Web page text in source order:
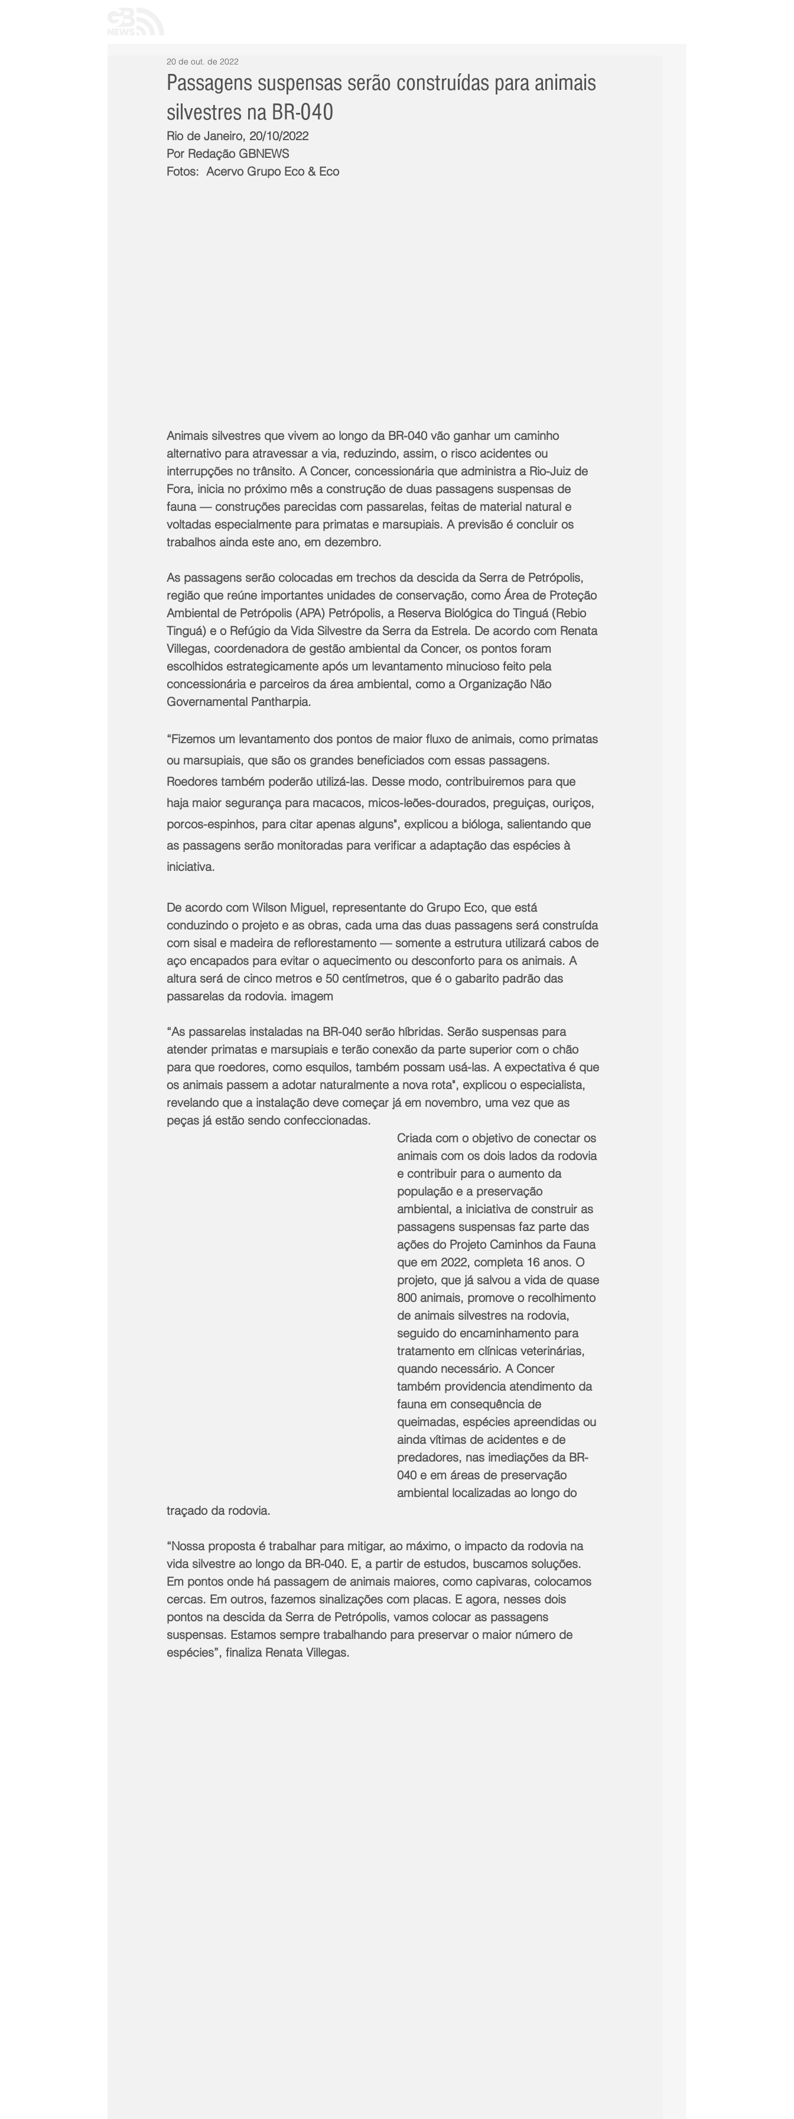
Passagens suspensas serão construídas para animais
silvestres na BR-040
20 de out. de 2022
Rio de Janeiro, 20/10/2022
Por Redação GBNEWS
Fotos:  Acervo Grupo Eco & Eco
Animais silvestres que vivem ao longo da BR-040 vão ganhar um caminho
alternativo para atravessar a via, reduzindo, assim, o risco acidentes ou
interrupções no trânsito. A Concer, concessionária que administra a Rio-Juiz de
Fora, inicia no próximo mês a construção de duas passagens suspensas de
fauna — construções parecidas com passarelas, feitas de material natural e
voltadas especialmente para primatas e marsupiais. A previsão é concluir os
trabalhos ainda este ano, em dezembro.
As passagens serão colocadas em trechos da descida da Serra de Petrópolis,
região que reúne importantes unidades de conservação, como Área de Proteção
Ambiental de Petrópolis (APA) Petrópolis, a Reserva Biológica do Tinguá (Rebio
Tinguá) e o Refúgio da Vida Silvestre da Serra da Estrela. De acordo com Renata
Villegas, coordenadora de gestão ambiental da Concer, os pontos foram
escolhidos estrategicamente após um levantamento minucioso feito pela
concessionária e parceiros da área ambiental, como a Organização Não
Governamental Pantharpia.
“Fizemos um levantamento dos pontos de maior fluxo de animais, como primatas
ou marsupiais, que são os grandes beneficiados com essas passagens.
Roedores também poderão utilizá-las. Desse modo, contribuiremos para que
haja maior segurança para macacos, micos-leões-dourados, preguiças, ouriços,
porcos-espinhos, para citar apenas alguns", explicou a bióloga, salientando que
as passagens serão monitoradas para verificar a adaptação das espécies à
iniciativa.
De acordo com Wilson Miguel, representante do Grupo Eco, que está
conduzindo o projeto e as obras, cada uma das duas passagens será construída
com sisal e madeira de reflorestamento — somente a estrutura utilizará cabos de
aço encapados para evitar o aquecimento ou desconforto para os animais. A
altura será de cinco metros e 50 centímetros, que é o gabarito padrão das
passarelas da rodovia. imagem
“As passarelas instaladas na BR-040 serão híbridas. Serão suspensas para
atender primatas e marsupiais e terão conexão da parte superior com o chão
para que roedores, como esquilos, também possam usá-las. A expectativa é que
os animais passem a adotar naturalmente a nova rota", explicou o especialista,
revelando que a instalação deve começar já em novembro, uma vez que as
peças já estão sendo confeccionadas.
Criada com o objetivo de conectar os
animais com os dois lados da rodovia
e contribuir para o aumento da
população e a preservação
ambiental, a iniciativa de construir as
passagens suspensas faz parte das
ações do Projeto Caminhos da Fauna
que em 2022, completa 16 anos. O
projeto, que já salvou a vida de quase
800 animais, promove o recolhimento
de animais silvestres na rodovia,
seguido do encaminhamento para
tratamento em clínicas veterinárias,
quando necessário. A Concer
também providencia atendimento da
fauna em consequência de
queimadas, espécies apreendidas ou
ainda vítimas de acidentes e de
predadores, nas imediações da BR-
040 e em áreas de preservação
ambiental localizadas ao longo do
traçado da rodovia.
“Nossa proposta é trabalhar para mitigar, ao máximo, o impacto da rodovia na
vida silvestre ao longo da BR-040. E, a partir de estudos, buscamos soluções.
Em pontos onde há passagem de animais maiores, como capivaras, colocamos
cercas. Em outros, fazemos sinalizações com placas. E agora, nesses dois
pontos na descida da Serra de Petrópolis, vamos colocar as passagens
suspensas. Estamos sempre trabalhando para preservar o maior número de
espécies”, finaliza Renata Villegas.